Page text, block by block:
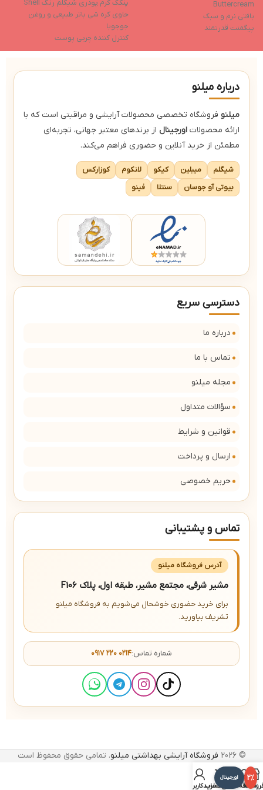
Buttercream
بافتی نرم و سبک
پیگمنت قدرتمند
خواص مرطوب‌کننده
پنکک کرم پودری شیگلم رنگ Shell
حاوی کره شی باتر طبیعی و روغن
جوجوبا
کنترل کننده چربی پوست
ایجاد رطوبت پوست و حفظ آن
دارای جلوه ای مات و بافتی مخملی
درباره میلنو
میلنو فروشگاه تخصصی محصولات آرایشی و مراقبتی است که با
ارائه محصولات اورجینال از برندهای معتبر جهانی، تجربه‌ای
مطمئن از خرید آنلاین و حضوری فراهم می‌کند.
شیگلم میبلین کیکو لانکوم
کوزارکس
بیوتی آو جوسان
سنتلا فینو
دسترسی سریع
درباره ما
تماس با ما
مجله میلنو
سؤالات متداول
قوانین و شرایط
ارسال و پرداخت
حریم خصوصی
تماس و پشتیبانی
آدرس فروشگاه میلنو
مشیر شرقی، مجتمع مشیر، طبقه اول، پلاک F106
برای خرید حضوری خوشحال می‌شویم به فروشگاه میلنو
تشریف بیاورید.
شماره تماس:۰۹۱۷ ۲۲۰ ۰۲۱۴
© 2026 فروشگاه آرایشی بهداشتی میلنو. تمامی حقوق محفوظ است
علاقه مندیسبد خرید
حساب کاربری من
2% اورجینال